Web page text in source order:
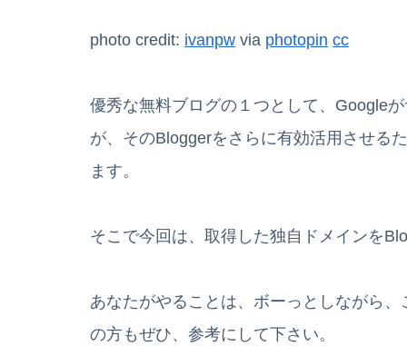
photo credit: ivanpw via photopin cc
優秀な無料ブログの１つとして、Google
が、そのBloggerをさらに有効活用させる
ます。
そこで今回は、取得した独自ドメインを
あなたがやることは、ボーっとしながら
の方もぜひ、参考にして下さい。